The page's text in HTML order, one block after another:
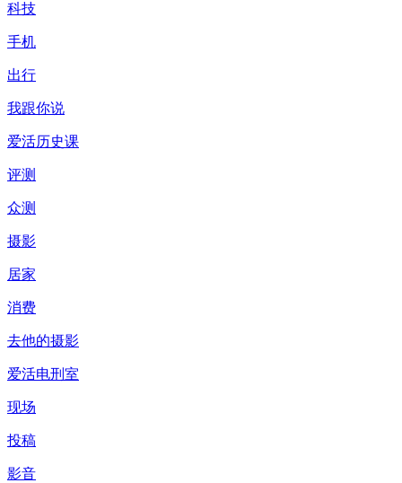
科技
手机
出行
我跟你说
爱活历史课
评测
众测
摄影
居家
消费
去他的摄影
爱活电刑室
现场
投稿
影音